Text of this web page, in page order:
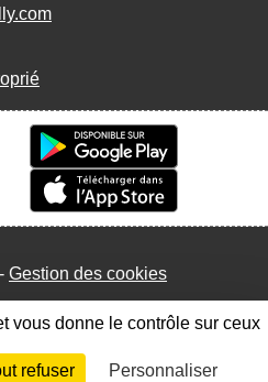
Gestion des cookies
Connexion
vous donne le contrôle sur ceux
refuser Personnaliser